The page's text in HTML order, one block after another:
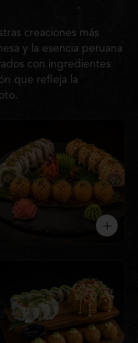
creaciones más
y la esencia peruana
con ingredientes
que refleja la